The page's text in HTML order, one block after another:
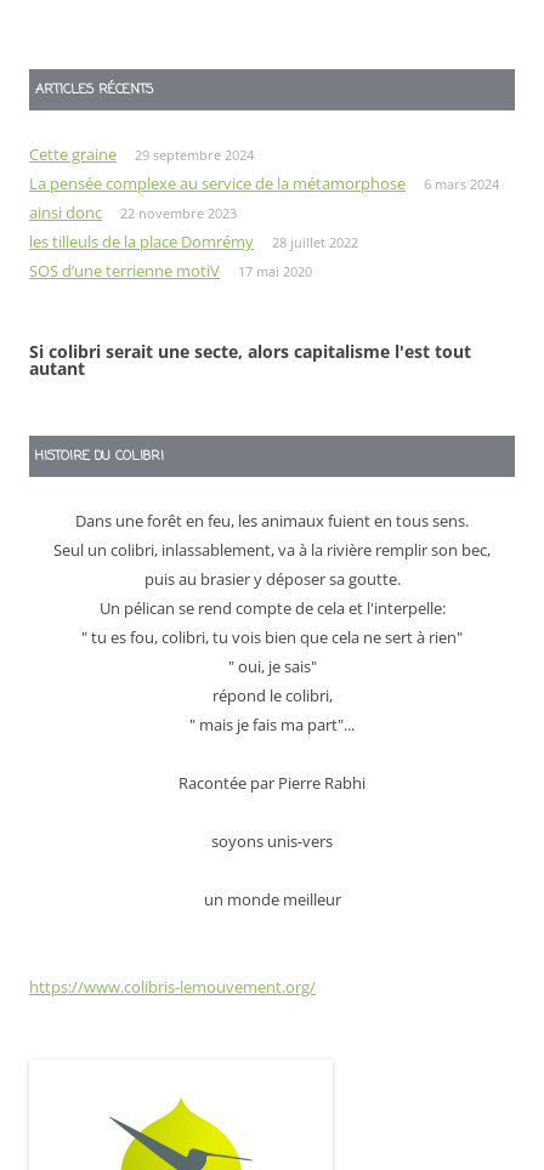
ARTICLES RÉCENTS
Cette graine 29 septembre 2024
La pensée complexe au service de la métamorphose 6 mars 2024
ainsi donc 22 novembre 2023
les tilleuls de la place Domrémy 28 juillet 2022
SOS d’une terrienne motiV 17 mai 2020
Si colibri serait une secte, alors capitalisme l'est tout
autant
HISTOIRE DU COLIBRI
Dans une forêt en feu, les animaux fuient en tous sens.
Seul un colibri, inlassablement, va à la rivière remplir son bec,
puis au brasier y déposer sa goutte.
Un pélican se rend compte de cela et l'interpelle:
" tu es fou, colibri, tu vois bien que cela ne sert à rien"
" oui, je sais"
répond le colibri,
" mais je fais ma part"...
Racontée par Pierre Rabhi
soyons unis-vers
un monde meilleur
https://www.colibris-lemouvement.org/